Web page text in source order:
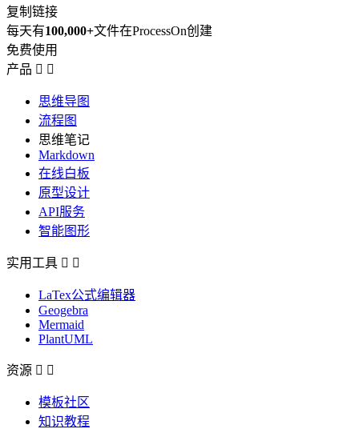
复制链接
每天有100,000+文件在ProcessOn创建
免费使用
产品  
思维导图
流程图
思维笔记
Markdown
在线白板
原型设计
API服务
智能图形
实用工具  
LaTex公式编辑器
Geogebra
Mermaid
PlantUML
资源  
模板社区
知识教程